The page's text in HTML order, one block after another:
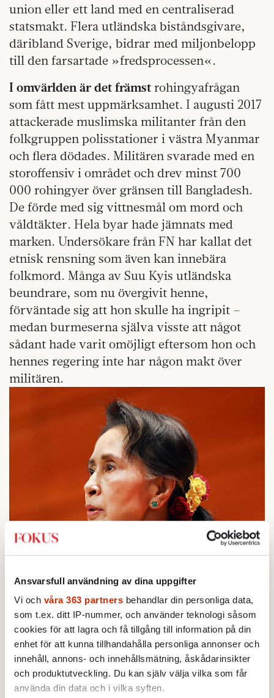
Ansvarsfull användning av dina uppgifter
Vi och våra 363 partners behandlar din personliga data,
som t.ex. ditt IP-nummer, och använder teknologi såsom
cookies för att lagra och få tillgång till information på din
enhet för att kunna tillhandahålla personliga annonser och
innehåll, annons- och innehållsmätning, åskådarinsikter
och produktutveckling. Du kan själv välja vilka som får
använda din data och i vilka syften.
union eller ett land med en centraliserad
statsmakt. Flera utländska biståndsgivare,
däribland Sverige, bidrar med miljonbelopp
till den farsartade »fredsprocessen«.
I omvärlden är det främst rohingyafrågan
som fått mest uppmärksamhet. I augusti 2017
attackerade muslimska militanter från den
folkgruppen polisstationer i västra Myanmar
och flera dödades. Militären svarade med en
storoffensiv i området och drev minst 700
000 rohingyer över gränsen till Bangladesh.
De förde med sig vittnesmål om mord och
våldtäkter. Hela byar hade jämnats med
marken. Undersökare från FN har kallat det
etnisk rensning som även kan innebära
folkmord. Många av Suu Kyis utländska
beundrare, som nu övergivit henne,
förväntade sig att hon skulle ha ingripit –
medan burmeserna själva visste att något
sådant hade varit omöjligt eftersom hon och
hennes regering inte har någon makt över
militären.
Aung San Suu Kyi. Foto: Aung Shine Oo/AP
Men Suu Kyi höjde inte ens rösten för att